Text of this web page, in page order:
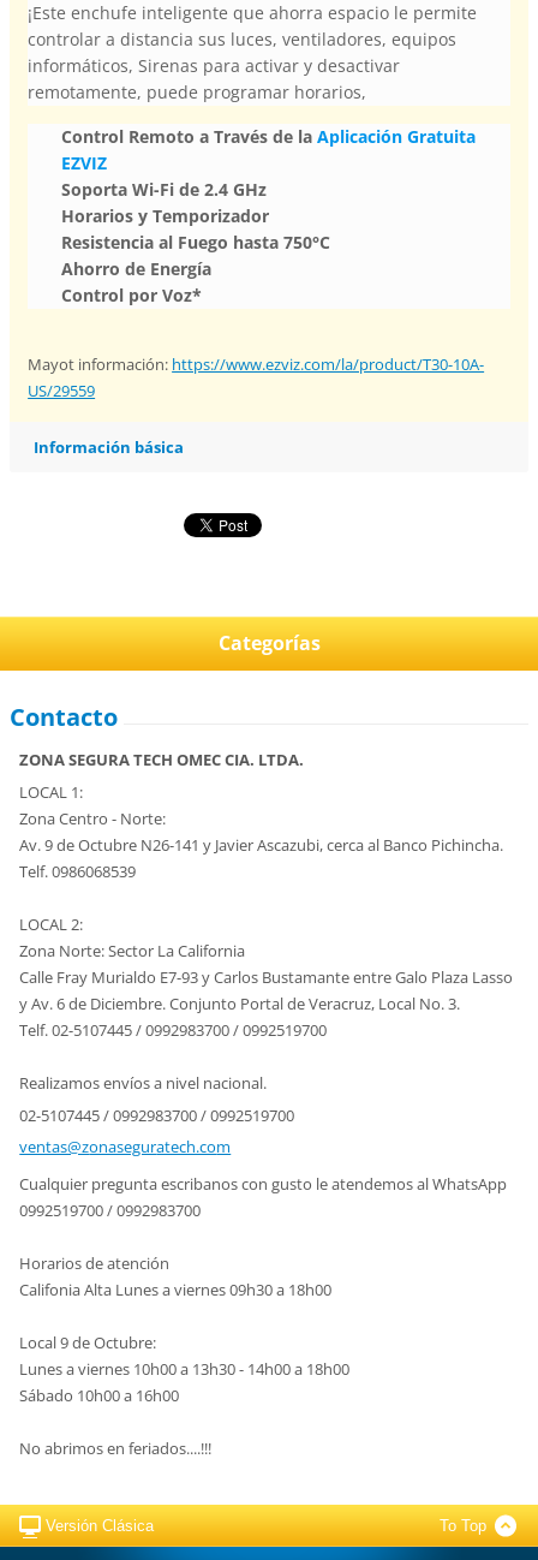
¡Este enchufe inteligente que ahorra espacio le permite
controlar a distancia sus luces, ventiladores, equipos
informáticos, Sirenas para activar y desactivar
remotamente, puede programar horarios,
Control Remoto a Través de laAplicación Gratuita
EZVIZ
Soporta Wi-Fi de 2.4 GHz
Horarios y Temporizador
Resistencia al Fuego hasta 750°C
Ahorro de Energía
Control por Voz*
Mayot información: https://www.ezviz.com/la/product/T30-10A-
US/29559
Información básica
Categorías
Contacto
ZONA SEGURA TECH OMEC CIA. LTDA.
LOCAL 1:
Zona Centro - Norte:
Av. 9 de Octubre N26-141 y Javier Ascazubi, cerca al Banco Pichincha.
Telf. 0986068539
LOCAL 2:
Zona Norte: Sector La California
Calle Fray Murialdo E7-93 y Carlos Bustamante entre Galo Plaza Lasso
y Av. 6 de Diciembre. Conjunto Portal de Veracruz, Local No. 3.
Telf. 02-5107445 / 0992983700 / 0992519700
Realizamos envíos a nivel nacional.
02-5107445 / 0992983700 / 0992519700
ventas@zonaseguratech.com
Cualquier pregunta escribanos con gusto le atendemos al WhatsApp
0992519700 / 0992983700
Horarios de atención
Califonia Alta Lunes a viernes 09h30 a 18h00
Local 9 de Octubre:
Lunes a viernes 10h00 a 13h30 - 14h00 a 18h00
Sábado 10h00 a 16h00
No abrimos en feriados....!!!
Versión Clásica To Top